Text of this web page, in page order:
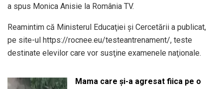
a spus Monica Anisie la România TV.
Reamintim că Ministerul Educaţiei şi Cercetării a publicat,
pe site-ul https://rocnee.eu/testeantrenament/, teste
destinate elevilor care vor susţine examenele naţionale.
Mama care și-a agresat fiica pe o